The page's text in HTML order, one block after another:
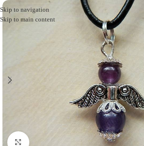
Skip to navigation
Skip to main content
Click to enlarge